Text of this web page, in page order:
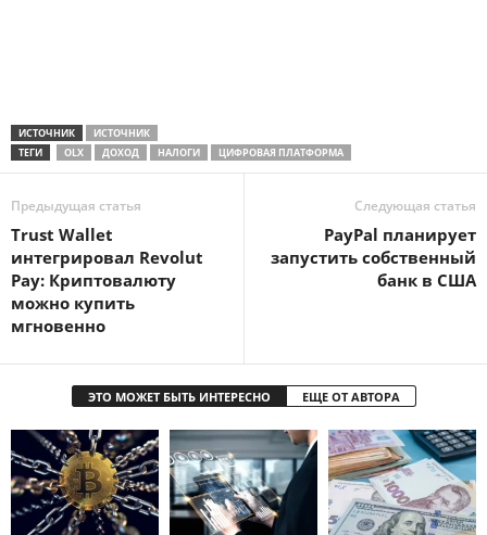
ИСТОЧНИК
ИСТОЧНИК
ТЕГИ
OLX ДОХОД НАЛОГИ ЦИФРОВАЯ ПЛАТФОРМА
Предыдущая статья
Trust Wallet
интегрировал Revolut
Pay: Криптовалюту
можно купить
мгновенно
Следующая статья
PayPal планирует
запустить собственный
банк в США
ЭТО МОЖЕТ БЫТЬ ИНТЕРЕСНО ЕЩЕ ОТ АВТОРА